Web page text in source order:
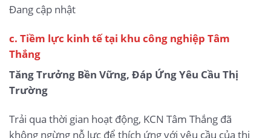
Đang cập nhật
c. Tiềm lực kinh tế tại khu công nghiệp Tâm
Thắng
Tăng Trưởng Bền Vững, Đáp Ứng Yêu Cầu Thị
Trường
Trải qua thời gian hoạt động, KCN Tâm Thắng đã
không ngừng nỗ lực để thích ứng với yêu cầu của thị